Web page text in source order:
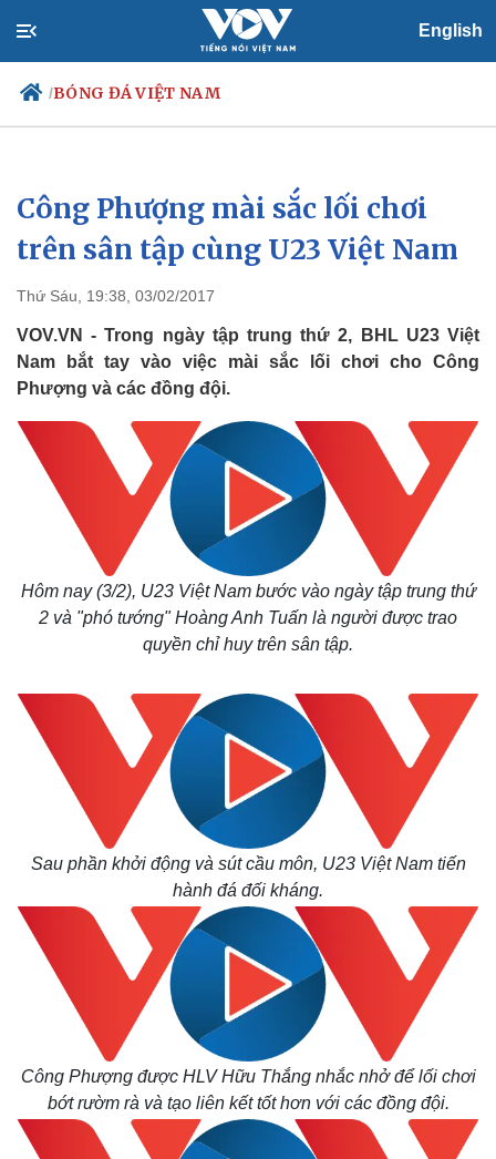
English
/BÓNG ĐÁ VIỆT NAM
Chính trị
Đảng
Tổ chức nhân sự
Nhận diện sự thật
Xã hội
Tin 24h
Dự báo thời tiết
Việc làm
Biển đảo
Công Phượng mài sắc lối chơi
trên sân tập cùng U23 Việt Nam
Thứ Sáu, 19:38, 03/02/2017
VOV.VN - Trong ngày tập trung thứ 2, BHL U23 Việt
Nam bắt tay vào việc mài sắc lối chơi cho Công
Phượng và các đồng đội.
Hôm nay (3/2), U23 Việt Nam bước vào ngày tập trung thứ
2 và "phó tướng" Hoàng Anh Tuấn là người được trao
quyền chỉ huy trên sân tập.
Sau phần khởi động và sút cầu môn, U23 Việt Nam tiến
hành đá đối kháng.
Công Phượng được HLV Hữu Thắng nhắc nhở để lối chơi
bớt rườm rà và tạo liên kết tốt hơn với các đồng đội.